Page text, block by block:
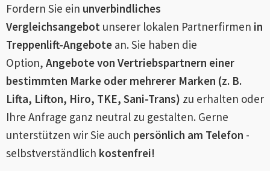
Fordern Sie ein unverbindliches
Vergleichsangebot unserer lokalen Partnerfirmen in
Treppenlift-Angebote an. Sie haben die
Option, Angebote von Vertriebspartnern einer
bestimmten Marke oder mehrerer Marken (z. B.
Lifta, Lifton, Hiro, TKE, Sani-Trans) zu erhalten oder
Ihre Anfrage ganz neutral zu gestalten. Gerne
unterstützen wir Sie auch persönlich am Telefon -
selbstverständlich kostenfrei!